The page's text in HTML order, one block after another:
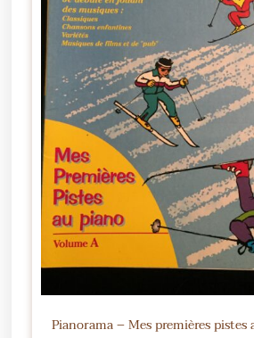
Pianorama – Mes premières pistes